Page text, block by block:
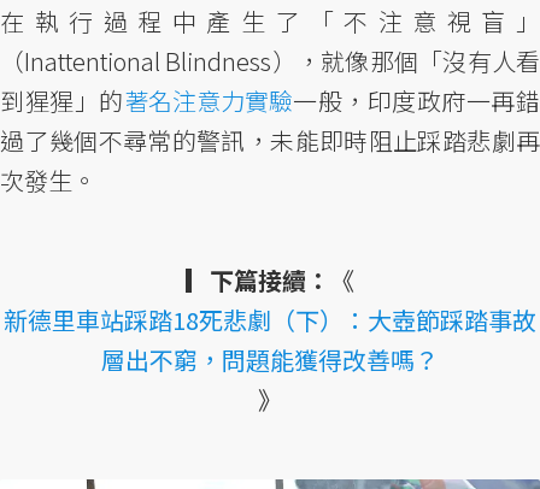
在執行過程中產生了「不注意視盲」
（Inattentional Blindness），就像那個「沒有人看
到猩猩」的著名注意力實驗一般，印度政府一再錯
過了幾個不尋常的警訊，未能即時阻止踩踏悲劇再
次發生。
▎下篇接續：
《
新德里車站踩踏18死悲劇（下）：大壺節踩踏事故
層出不窮，問題能獲得改善嗎？
》